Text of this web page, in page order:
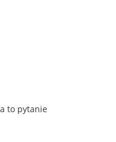
to pytanie